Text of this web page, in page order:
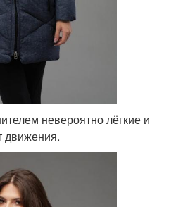
невероятно лёгкие и
движения.